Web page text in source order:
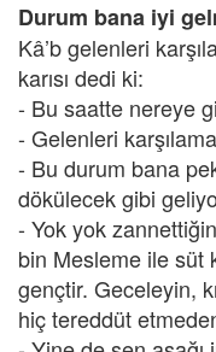
Durum bana iyi
Kâ’b gelenleri
karısı dedi ki:
- Bu saatte nereye
- Gelenleri
- Bu durum bana
dökülecek gibi
- Yok yok
bin Mesleme ile süt
gençtir. Geceleyin,
hiç tereddüt